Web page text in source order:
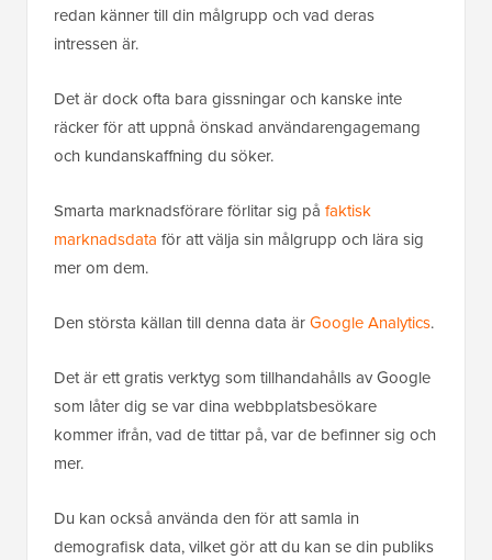
redan känner till din målgrupp och vad deras
intressen är.
Det är dock ofta bara gissningar och kanske inte
räcker för att uppnå önskad användarengagemang
och kundanskaffning du söker.
Smarta marknadsförare förlitar sig på faktisk
marknadsdata för att välja sin målgrupp och lära sig
mer om dem.
Den största källan till denna data ärGoogle Analytics.
Det är ett gratis verktyg som tillhandahålls av Google
som låter dig se var dina webbplatsbesökare
kommer ifrån, vad de tittar på, var de befinner sig och
mer.
Du kan också använda den för att samla in
demografisk data, vilket gör att du kan se din publiks